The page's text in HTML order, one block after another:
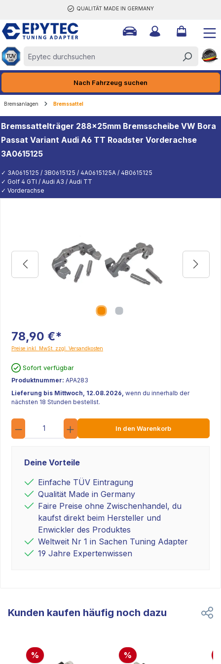
QUALITÄT MADE IN GERMANY
Nach Fahrzeug suchen
Bremsanlagen Bremssattel
Bremssattelträger 288x25mm Bremsscheibe VW Bora
Passat Variant Audi A6 TT Roadster Vorderachse
3A0615125
✓ 3A0615125 / 3B0615125 / 4A0615125A / 4B0615125
✓ Golf 4 GTI / Audi A3 / Audi TT
✓ Vorderachse
78,90 €*
Preise inkl. MwSt. zzgl. Versandkosten
Sofort verfügbar
Produktnummer: APA283
Lieferung bis Mittwoch, 12.08.2026, wenn du innerhalb der
nächsten 18 Stunden bestellst.
Anzahl
In den Warenkorb
Deine Vorteile
Einfache TÜV Eintragung
Qualität Made in Germany
Faire Preise ohne Zwischenhandel, du
kaufst direkt beim Hersteller und
Enwickler des Produktes
Weltweit Nr 1 in Sachen Tuning Adapter
19 Jahre Expertenwissen
Kunden kaufen häufig noch dazu
% %